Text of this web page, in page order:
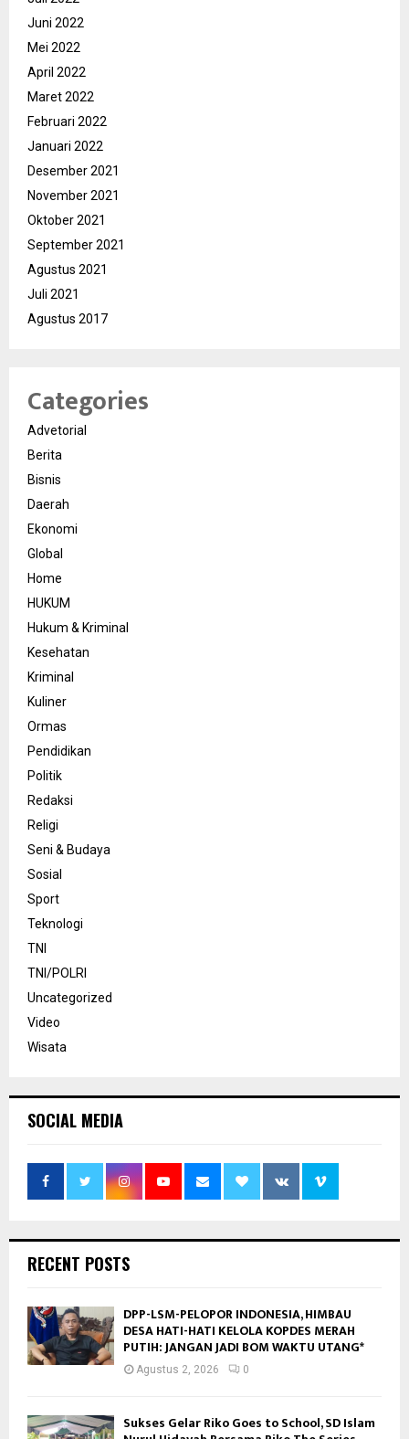
Juni 2022
Mei 2022
April 2022
Maret 2022
Februari 2022
Januari 2022
Desember 2021
November 2021
Oktober 2021
September 2021
Agustus 2021
Juli 2021
Agustus 2017
Categories
Advetorial
Berita
Bisnis
Daerah
Ekonomi
Global
Home
HUKUM
Hukum & Kriminal
Kesehatan
Kriminal
Kuliner
Ormas
Pendidikan
Politik
Redaksi
Religi
Seni & Budaya
Sosial
Sport
Teknologi
TNI
TNI/POLRI
Uncategorized
Video
Wisata
SOCIAL MEDIA
RECENT POSTS
DPP-LSM-PELOPOR INDONESIA, HIMBAU
DESA HATI-HATI KELOLA KOPDES MERAH
PUTIH: JANGAN JADI BOM WAKTU UTANG*
Agustus 2, 2026 0
Sukses Gelar Riko Goes to School, SD Islam